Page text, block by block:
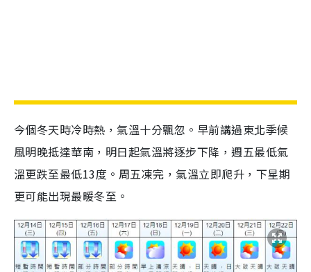
今個冬天時冷時熱，氣溫十分飄忽。早前講過東北季候
風明晚抵達華南，明日起氣溫將逐步下降，週五最低氣
溫更跌至最低13度。周五凍完，氣溫立即爬升，下星期
更可能出現最暖冬至。